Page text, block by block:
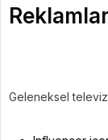
Reklamlar
Geleneksel